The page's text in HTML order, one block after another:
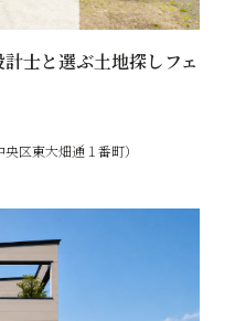
士と選ぶ土地探しフェ
区東大畑通１番町）